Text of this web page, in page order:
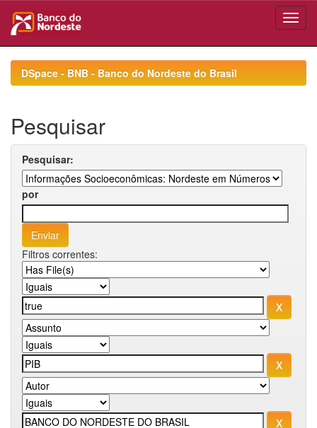
navigationDSpace - BNB - Banco do Nordeste do Brasil
Pesquisar
Pesquisar:
por
Filtros correntes: